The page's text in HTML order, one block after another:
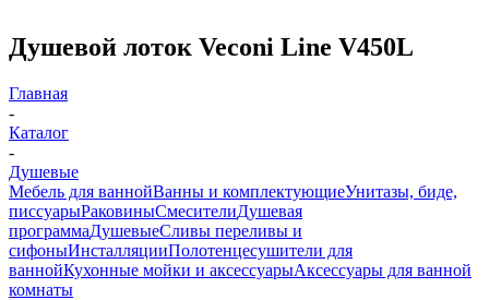
Душевой лоток Veconi Line V450L
Главная
-
Каталог
-
Душевые
Мебель для ваннойВанны и комплектующиеУнитазы, биде,
писсуарыРаковиныСмесителиДушевая
программаДушевыеСливы переливы и
сифоныИнсталляцииПолотенцесушители для
ваннойКухонные мойки и аксессуарыАксессуары для ванной
комнаты